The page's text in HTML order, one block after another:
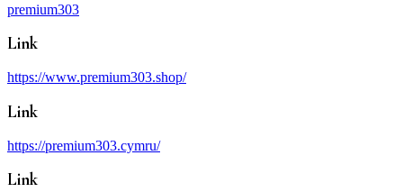
premium303
Link
https://www.premium303.shop/
Link
https://premium303.cymru/
Link